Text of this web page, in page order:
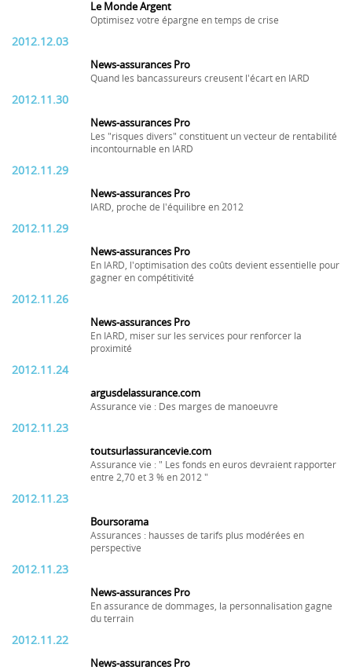
Le Monde Argent
Optimisez votre épargne en temps de crise
2012.12.03
News-assurances Pro
Quand les bancassureurs creusent l'écart en IARD
2012.11.30
News-assurances Pro
Les "risques divers" constituent un vecteur de rentabilité
incontournable en IARD
2012.11.29
News-assurances Pro
IARD, proche de l'équilibre en 2012
2012.11.29
News-assurances Pro
En IARD, l'optimisation des coûts devient essentielle pour
gagner en compétitivité
2012.11.26
News-assurances Pro
En IARD, miser sur les services pour renforcer la
proximité
2012.11.24
argusdelassurance.com
Assurance vie : Des marges de manoeuvre
2012.11.23
toutsurlassurancevie.com
Assurance vie : " Les fonds en euros devraient rapporter
entre 2,70 et 3 % en 2012 "
2012.11.23
Boursorama
Assurances : hausses de tarifs plus modérées en
perspective
2012.11.23
News-assurances Pro
En assurance de dommages, la personnalisation gagne
du terrain
2012.11.22
News-assurances Pro